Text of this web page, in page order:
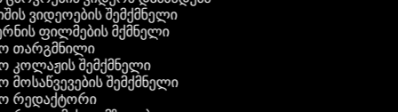
ვიდეოების შემქმნელი
ფილმების მქმნელი
თარგმნილი
კოლაჟის შემქმნელი
მოსაწვევების შემქმნელი
რედაქტორი